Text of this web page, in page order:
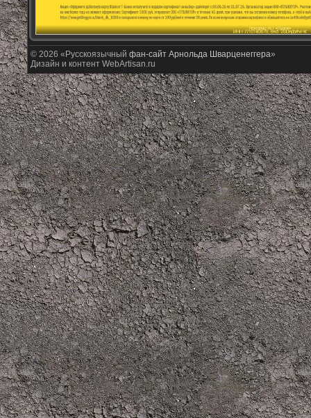
© 2026 «Русскоязычный фан-сайт Арнольда Шварценеггера»
Дизайн и контент WebArtisan.ru